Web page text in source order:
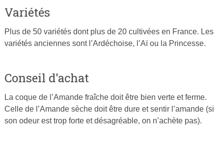
Variétés
Plus de 50 variétés dont plus de 20 cultivées en France. Les
variétés anciennes sont l’Ardéchoise, l’Aï ou la Princesse.
Conseil d'achat
La coque de l’Amande fraîche doit être bien verte et ferme.
Celle de l’Amande sèche doit être dure et sentir l’amande (si
son odeur est trop forte et désagréable, on n’achète pas).